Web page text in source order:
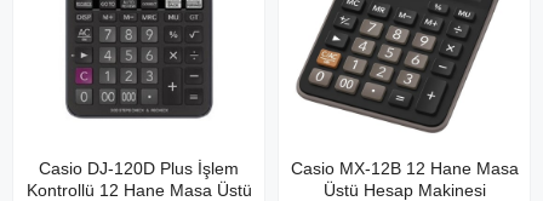
Casio DJ-120D Plus İşlem
Kontrollü 12 Hane Masa Üstü
Casio MX-12B 12 Hane Masa
Üstü Hesap Makinesi